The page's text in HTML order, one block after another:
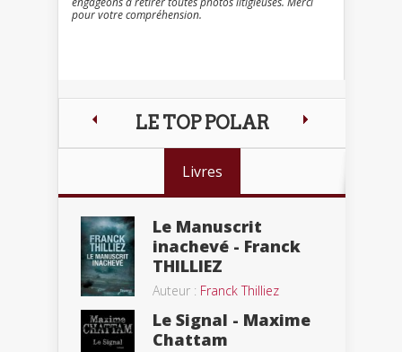
pour votre compréhension.
LE TOP POLAR
Livres
Le Manuscrit
inachevé - Franck
THILLIEZ
Auteur : Franck Thilliez
Le Signal - Maxime
Chattam